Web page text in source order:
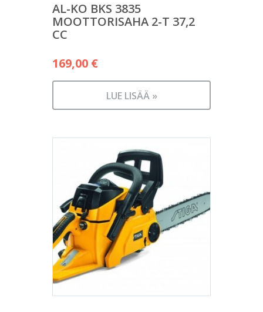
AL-KO BKS 3835
MOOTTORISAHA 2-T 37,2
CC
169,00 €
LUE LISÄÄ »